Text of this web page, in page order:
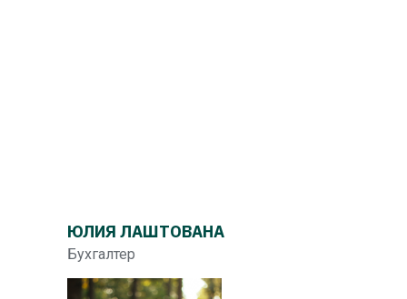
ЮЛИЯ ЛАШТОВАНА
Бухгалтер